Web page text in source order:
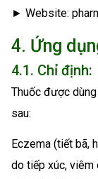
► Website:
4. Ứng
4.1. Chỉ định:
Thuốc được
sau:
Eczema (tiết bã,
do tiếp xúc, viêm